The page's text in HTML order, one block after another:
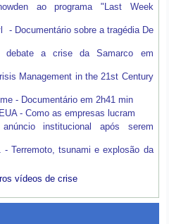
ao programa "Last Week
- Documentário sobre a tragédia De
debate a crise da Samarco em
Management in the 21st Century
- Documentário em 2h41 min
- Como as empresas lucram
institucional após serem
- Terremoto, tsunami e explosão da
vídeos de crise